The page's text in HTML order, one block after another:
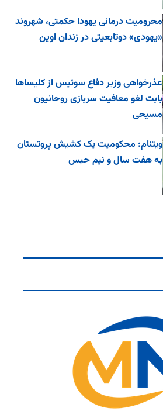
محرومیت درمانی یهودا حکمتی، شهروند
«یهودی» دوتابعیتی در زندان اوین
عذرخواهی وزیر دفاع سوئیس از کلیساها
بابت لغو معافیت سربازی روحانیون
مسیحی
ویتنام: محکومیت یک کشیش پروتستان
به هفت سال و نیم حبس